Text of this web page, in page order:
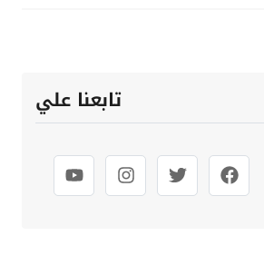
تابعنا علي